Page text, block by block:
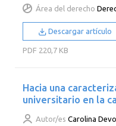
Área del derecho
Descargar artículo
PDF 220,7 KB
Hacia una
universitario en la
Autor/es Carolina